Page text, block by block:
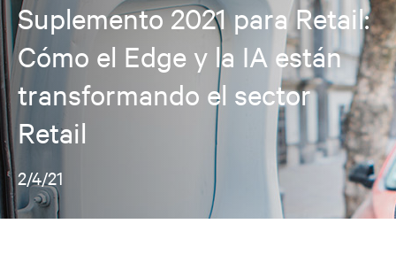
Suplemento 2021 para Retail:
Cómo el Edge y la IA están
transformando el sector
Retail
2/4/21